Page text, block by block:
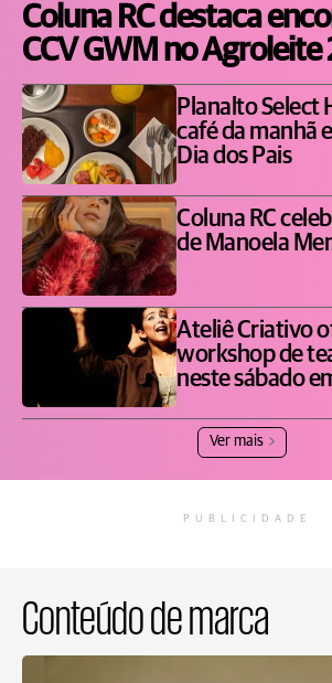
Coluna RC destaca
CCV GWM no
Planalto Select
café da manhã
Dia dos Pais
Coluna RC
de Manoela
Ateliê Criativo
workshop de
neste sábado
Ver mais
PUBLICIDADE
Conteúdo de marca